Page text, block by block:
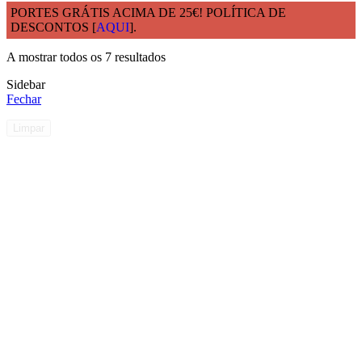
PORTES GRÁTIS ACIMA DE 25€! POLÍTICA DE
DESCONTOS [AQUI].
InícioMedidas17,5cm
A mostrar todos os 7 resultados
Sidebar
Fechar